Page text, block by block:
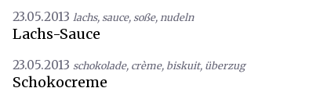
23.05.2013 lachs, sauce, soße, nudeln
Lachs-Sauce
23.05.2013 schokolade, crème, biskuit, überzug
Schokocreme